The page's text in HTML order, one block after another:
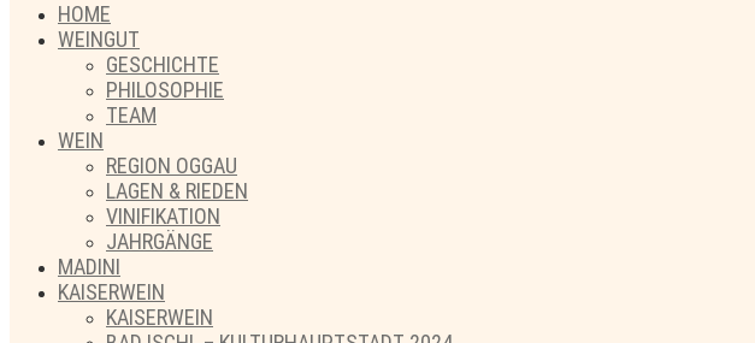
HOME
WEINGUT
GESCHICHTE
PHILOSOPHIE
TEAM
WEIN
REGION OGGAU
LAGEN & RIEDEN
VINIFIKATION
JAHRGÄNGE
MADINI
KAISERWEIN
KAISERWEIN